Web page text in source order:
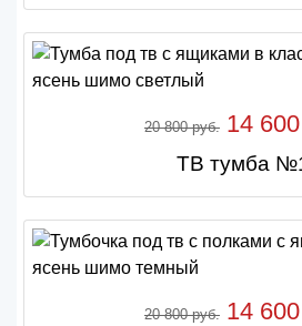
20 800 руб. 14
ТВ тумба
20 800 руб. 14